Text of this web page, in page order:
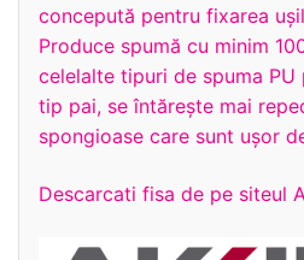
concepută pentru fixarea
Produce spumă cu minim
celelalte tipuri de spuma
tip pai, se întăreşte mai
spongioase care sunt uşor
Descarcati fisa de pe siteul